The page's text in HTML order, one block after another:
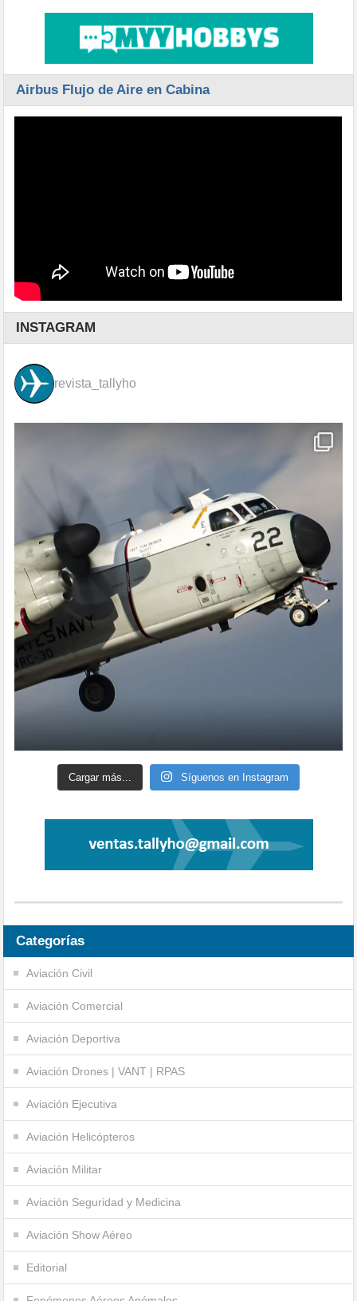
Airbus Flujo de Aire en Cabina
INSTAGRAM
revista_tallyho
Cargar más... Síguenos en Instagram
Categorías
Aviación Civil
Aviación Comercial
Aviación Deportiva
Aviación Drones | VANT | RPAS
Aviación Ejecutiva
Aviación Helicópteros
Aviación Militar
Aviación Seguridad y Medicina
Aviación Show Aéreo
Editorial